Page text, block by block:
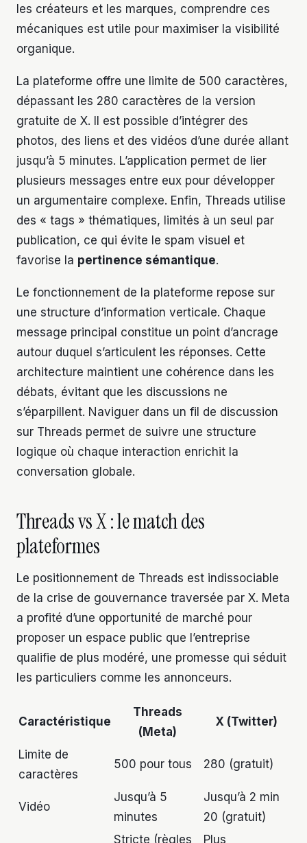
les créateurs et les marques, comprendre ces
mécaniques est utile pour maximiser la visibilité
organique.
La plateforme offre une limite de 500 caractères,
dépassant les 280 caractères de la version
gratuite de X. Il est possible d’intégrer des
photos, des liens et des vidéos d’une durée allant
jusqu’à 5 minutes. L’application permet de lier
plusieurs messages entre eux pour développer
un argumentaire complexe. Enfin, Threads utilise
des « tags » thématiques, limités à un seul par
publication, ce qui évite le spam visuel et
favorise la pertinence sémantique.
Le fonctionnement de la plateforme repose sur
une structure d’information verticale. Chaque
message principal constitue un point d’ancrage
autour duquel s’articulent les réponses. Cette
architecture maintient une cohérence dans les
débats, évitant que les discussions ne
s’éparpillent. Naviguer dans un fil de discussion
sur Threads permet de suivre une structure
logique où chaque interaction enrichit la
conversation globale.
Threads vs X : le match des
plateformes
Le positionnement de Threads est indissociable
de la crise de gouvernance traversée par X. Meta
a profité d’une opportunité de marché pour
proposer un espace public que l’entreprise
qualifie de plus modéré, une promesse qui séduit
les particuliers comme les annonceurs.
Caractéristique
Threads
(Meta)
X (Twitter)
Limite de
caractères
500 pour tous 280 (gratuit)
Vidéo
Jusqu’à 5
minutes
Jusqu’à 2 min
20 (gratuit)
Stricte (règles
Plus